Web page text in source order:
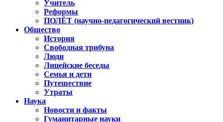
Учитель
Реформы
ПОЛЁТ (научно-педагогический вестник)
Общество
История
Свободная трибуна
Люди
Лицейские беседы
Семья и дети
Путешествие
Утраты
Наука
Новости и факты
Гуманитарные науки